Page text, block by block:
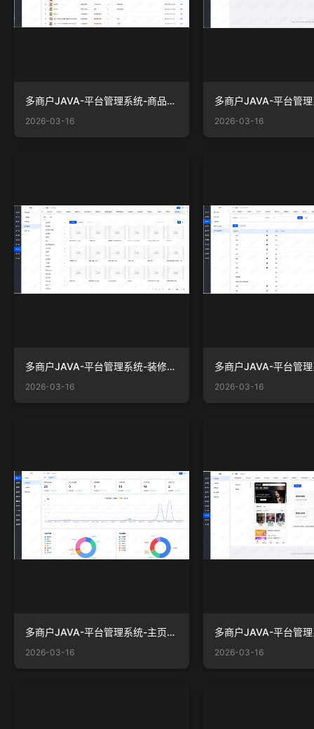
多商户JAVA-平台管理系统-商品-商品评论.png
2026-03-16 2026-03-16
多商户JAVA-平台管理系统-装修-素材管理.png
2026-03-16 2026-03-16
多商户JAVA-平台管理系统-主页-商品统计.png
2026-03-16 2026-03-16